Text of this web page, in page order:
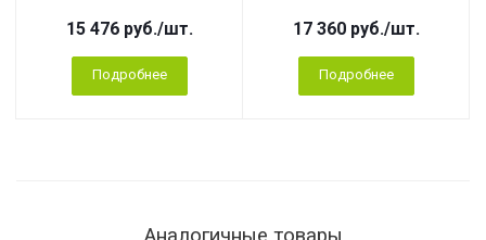
15 476 руб./шт.
Подробнее
17 360 руб./шт.
Подробнее